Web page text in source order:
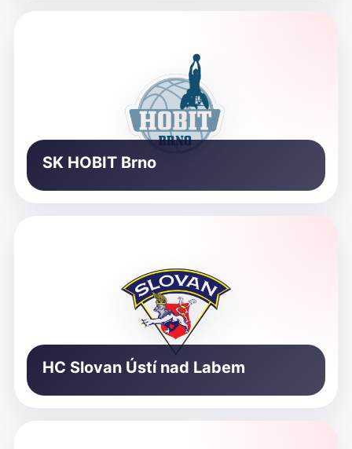
SK HOBIT Brno
HC Slovan Ústí nad Labem